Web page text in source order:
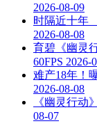
2026-08-09
时隔近十年
2026-08-08
育碧《幽灵
60FPS 2026-
难产18年！
2026-08-08
《幽灵行动
08-07